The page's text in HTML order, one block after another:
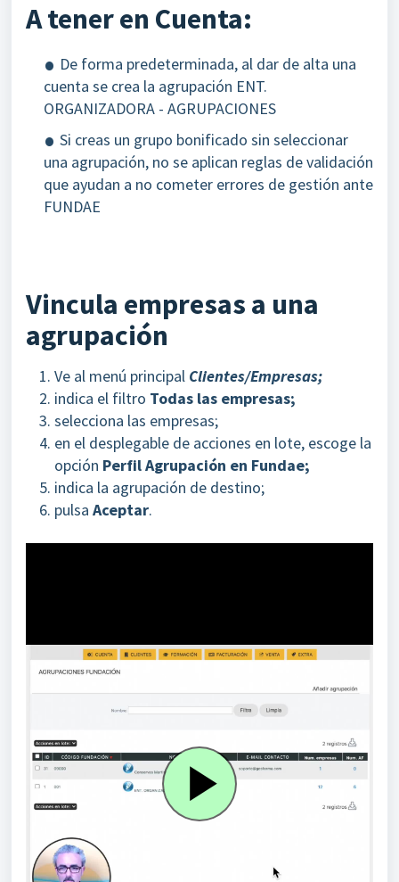
A tener en Cuenta:
De forma predeterminada, al dar de alta una
cuenta se crea la agrupación ENT.
ORGANIZADORA - AGRUPACIONES
Si creas un grupo bonificado sin seleccionar
una agrupación, no se aplican reglas de validación
que ayudan a no cometer errores de gestión ante
FUNDAE
Vincula empresas a una
agrupación
Ve al menú principal Clientes/Empresas;
indica el filtro Todas las empresas;
selecciona las empresas;
en el desplegable de acciones en lote, escoge la
opción Perfil Agrupación en Fundae;
indica la agrupación de destino;
pulsa Aceptar.